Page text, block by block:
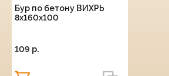
Бур по бетону ВИХРЬ
8x160x100
109 p.